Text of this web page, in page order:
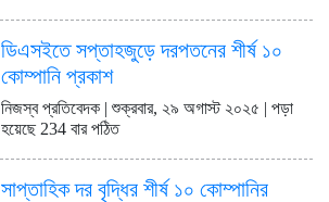
ডিএসইতে দর হ্রাস পাওয়া শীর্ষ ১০
কোম্পানির তালিকা প্রকাশ
ডিএসইতে দর বৃদ্ধি পাওয়া শীর্ষ ১০
কোম্পানির তালিকা প্রকাশ
ডিএসইতে সপ্তাহজুড়ে দরপতনের শীর্ষ ১০
কোম্পানি প্রকাশ
নিজস্ব প্রতিবেদক | শুক্রবার, ২৯ অগাস্ট ২০২৫ | পড়া
হয়েছে 234 বার পঠিত
সাপ্তাহিক দর বৃদ্ধির শীর্ষ ১০ কোম্পানির